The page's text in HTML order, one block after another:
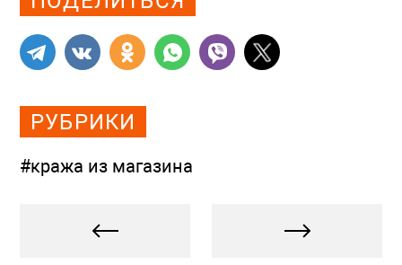
РУБРИКИ
#кража из магазина